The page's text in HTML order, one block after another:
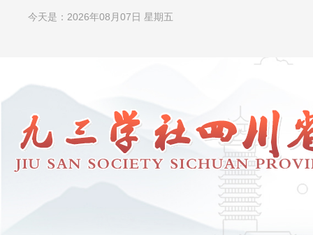
今天是：2026年08月07日 星期五